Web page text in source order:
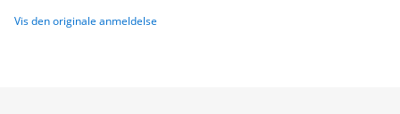
Vis den originale anmeldelse